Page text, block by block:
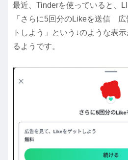
最近、Tinderを使っていると、
「さらに5回分のLikeを送信 広
トしよう」という↓のような表
るようです。